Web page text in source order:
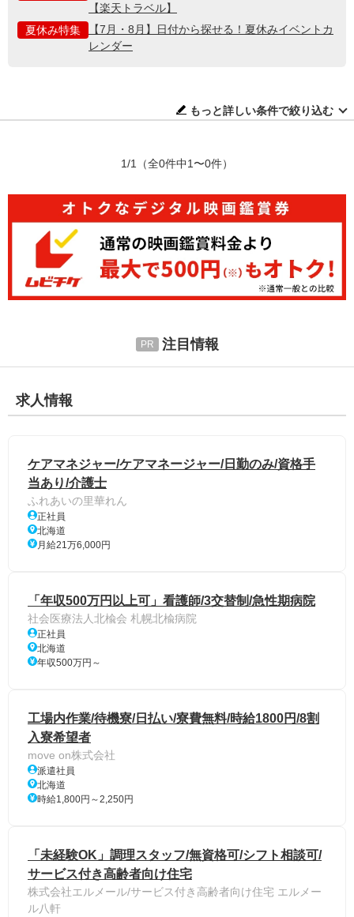
【楽天トラベル】
夏休み特集
【7月・8月】日付から探せる！夏休みイベントカ
レンダー
もっと詳しい条件で絞り込む
1/1 （全0件中1〜0件）
注目情報
求人情報
ケアマネジャー/ケアマネージャー/日勤のみ/資格手
当あり/介護士
ふれあいの里華れん
正社員
北海道
月給21万6,000円
「年収500万円以上可」看護師/3交替制/急性期病院
社会医療法人北楡会 札幌北楡病院
正社員
北海道
年収500万円～
工場内作業/待機寮/日払い/寮費無料/時給1800円/8割
入寮希望者
move on株式会社
派遣社員
北海道
時給1,800円～2,250円
「未経験OK」調理スタッフ/無資格可/シフト相談可/
サービス付き高齢者向け住宅
株式会社エルメール/サービス付き高齢者向け住宅 エルメー
ル八軒